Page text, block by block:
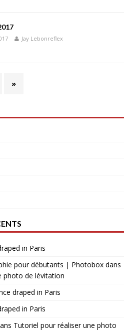
Jay Lebonreflex
»
in Paris
pour débutants | Photobox dans
photo de lévitation
draped in Paris
in Paris
Tutoriel pour réaliser une photo